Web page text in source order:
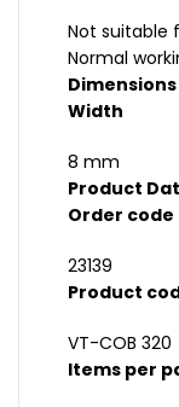
Not suitable
Normal
Dimensions
Width
8 mm
Product
Order code
23139
Product
VT-COB 320
Items per